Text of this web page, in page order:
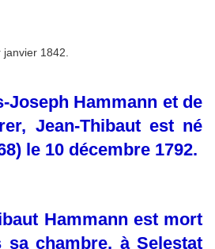
1842.
Joseph Hammann et de
Jean-Thibaut est né
le 10 décembre 1792.
Hammann est mort
sa chambre, à Selestat